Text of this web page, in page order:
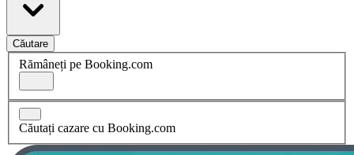
Căutare
Rămâneți pe Booking.com
Căutați cazare cu Booking.com